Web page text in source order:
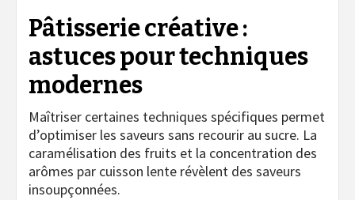
Pâtisserie créative :
astuces pour techniques
modernes
Maîtriser certaines techniques spécifiques permet
d’optimiser les saveurs sans recourir au sucre. La
caramélisation des fruits et la concentration des
arômes par cuisson lente révèlent des saveurs
insoupçonnées.